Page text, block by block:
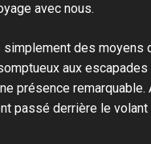
avec nous.
des moyens
aux
présence remarquable.
passé derrière le